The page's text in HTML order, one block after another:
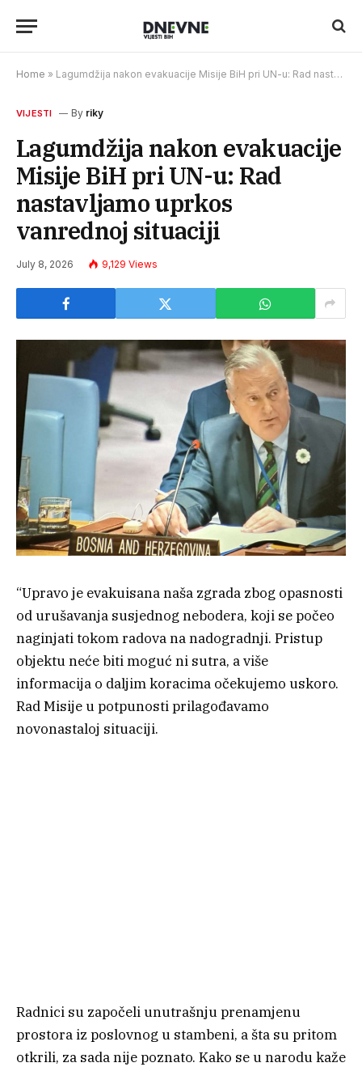
Home » Lagumdžija nakon evakuacije Misije BiH pri UN-u: Rad nastavljamo uprkos vanrednoj situaciji
VIJESTI By riky
Lagumdžija nakon evakuacije
Misije BiH pri UN-u: Rad
nastavljamo uprkos
vanrednoj situaciji
July 8, 2026 9,129 Views
“Upravo je evakuisana naša zgrada zbog opasnosti
od urušavanja susjednog nebodera, koji se počeo
naginjati tokom radova na nadogradnji. Pristup
objektu neće biti moguć ni sutra, a više
informacija o daljim koracima očekujemo uskoro.
Rad Misije u potpunosti prilagođavamo
novonastaloj situaciji.
Radnici su započeli unutrašnju prenamjenu
prostora iz poslovnog u stambeni, a šta su pritom
otkrili, za sada nije poznato. Kako se u narodu kaže